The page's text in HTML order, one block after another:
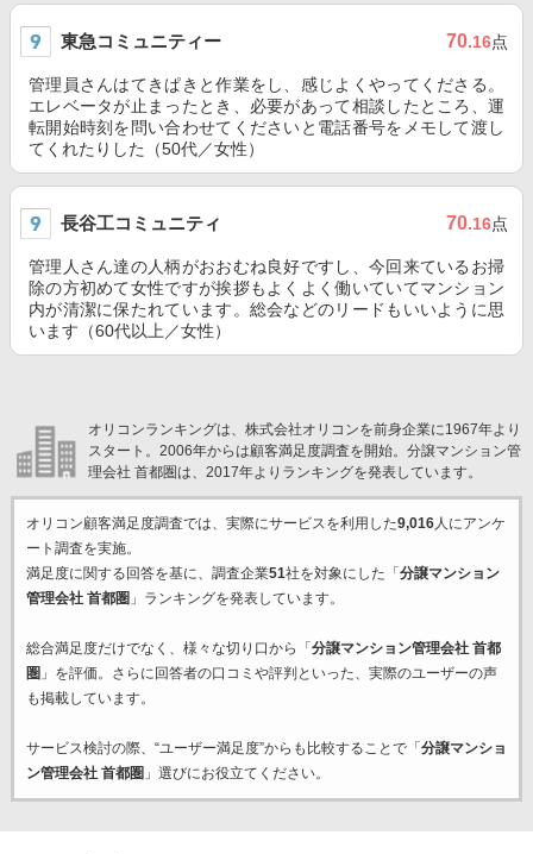
東急コミュニティー 70.16点
管理員さんはてきぱきと作業をし、感じよくやってくださる。
エレベータが止まったとき、必要があって相談したところ、運
転開始時刻を問い合わせてくださいと電話番号をメモして渡し
てくれたりした（50代／女性）
長谷工コミュニティ 70.16点
管理人さん達の人柄がおおむね良好ですし、今回来ているお掃
除の方初めて女性ですが挨拶もよくよく働いていてマンション
内が清潔に保たれています。総会などのリードもいいように思
います（60代以上／女性）
オリコンランキングは、株式会社オリコンを前身企業に1967年より
スタート。2006年からは顧客満足度調査を開始。分譲マンション管
理会社 首都圏は、2017年よりランキングを発表しています。
オリコン顧客満足度調査では、実際にサービスを利用した9,016人にアンケ
ート調査を実施。
満足度に関する回答を基に、調査企業51社を対象にした「 分譲マンション
管理会社 首都圏 」ランキングを発表しています。
総合満足度だけでなく、様々な切り口から「 分譲マンション管理会社 首都
圏 」を評価。さらに回答者の口コミや評判といった、実際のユーザーの声
も掲載しています。
サービス検討の際、“ユーザー満足度”からも比較することで「 分譲マンショ
ン管理会社 首都圏 」選びにお役立てください。